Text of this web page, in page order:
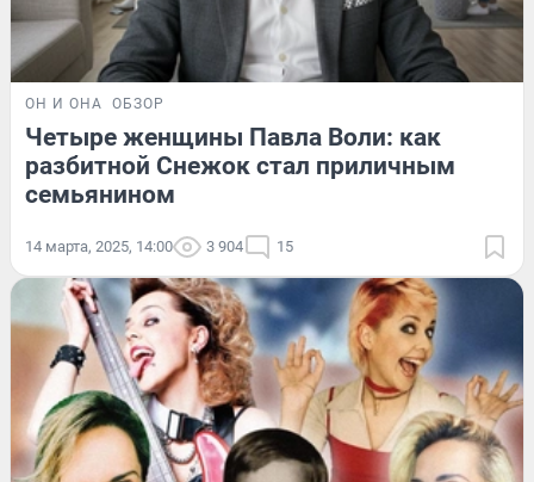
ОН И ОНА ОБЗОР
Четыре женщины Павла Воли: как
разбитной Снежок стал приличным
семьянином
14 марта, 2025, 14:00 3 904 15